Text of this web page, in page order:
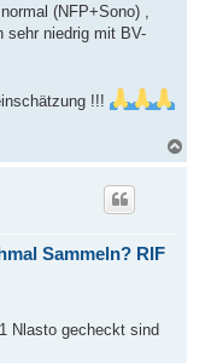
(NFP+Sono) ,
sehr niedrig mit BV-
!!!
a
Sammeln? RIF
Nlasto gecheckt sind